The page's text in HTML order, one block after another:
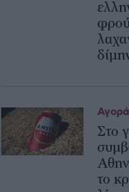
Στο
το